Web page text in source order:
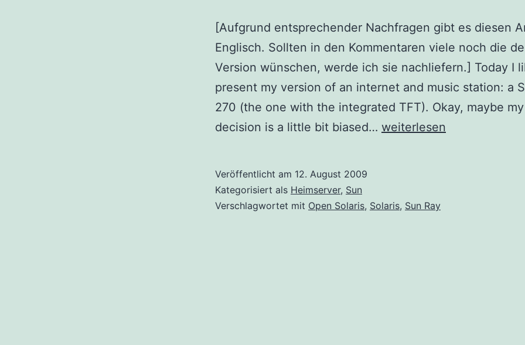
[Aufgrund entsprechender Nachfragen gibt es diesen
Englisch. Sollten in den Kommentaren viele noch die
Version wünschen, werde ich sie nachliefern.] Today I
present my version of an internet and music station: a
270 (the one with the integrated TFT). Okay, maybe my
decision is a little bit biased… Technical
270
weiterlesen
Veröffentlicht am 12. August 2009
Kategorisiert als Heimserver, Sun
Verschlagwortet mit Open Solaris, Solaris, Sun Ray